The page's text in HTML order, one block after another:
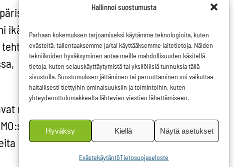
Hallinnoi suostumusta
Parhaan kokemuksen tarjoamiseksi käytämme teknologioita, kuten
evästeitä, tallentaaksemme ja/tai käyttääksemme laitetietoja. Näiden
tekniikoiden hyväksyminen antaa meille mahdollisuuden käsitellä
tietoja, kuten selauskäyttäytymistä tai yksilöllisiä tunnuksia tällä
sivustolla. Suostumuksen jättäminen tai peruuttaminen voi vaikuttaa
haitallisesti tiettyihin ominaisuuksiin ja toimintoihin, kuten
yhteydenottolomakkeelta lähtevien viestien lähettämiseen.
Hyväksy Kiellä Näytä asetukset
EvästekäytäntöTietosuojaseloste
ikään kuin
myös
on